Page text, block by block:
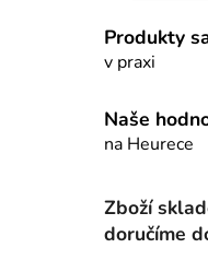
Produkty
v praxi
Naše
na Heurece
Zboží
doručíme